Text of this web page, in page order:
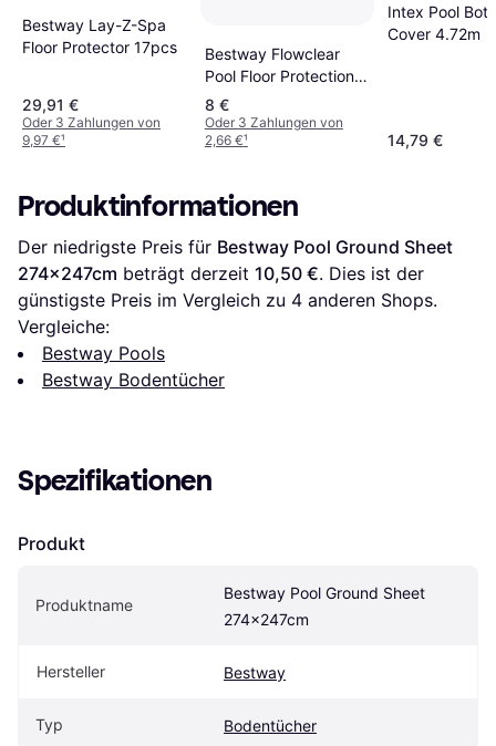
Bestway Lay-Z-Spa
Floor Protector 17pcs
29,91 €
Oder 3 Zahlungen von
9,97 €¹
Bestway Flowclear
Pool Floor Protection
Tile Set 9 pcs
8 €
Oder 3 Zahlungen von
2,66 €¹
Intex Pool
Cover 4.72m
14,79 €
Produktinformationen
Der niedrigste Preis für Bestway Pool Ground Sheet
274x247cm beträgt derzeit 10,50 €. Dies ist der
günstigste Preis im Vergleich zu 4 anderen Shops.
Vergleiche:
Bestway Pools
Bestway Bodentücher
Spezifikationen
Produkt
Produktname
Bestway Pool Ground Sheet
274x247cm
Hersteller Bestway
Typ Bodentücher